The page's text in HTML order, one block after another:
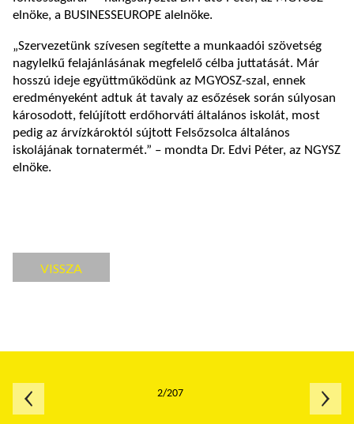
elnöke, a BUSINESSEUROPE alelnöke.
„Szervezetünk szívesen segítette a munkaadói szövetség
nagylelkű felajánlásának megfelelő célba juttatását. Már
hosszú ideje együttműködünk az MGYOSZ-szal, ennek
eredményeként adtuk át tavaly az esőzések során súlyosan
károsodott, felújított erdőhorváti általános iskolát, most
pedig az árvízkároktól sújtott Felsőzsolca általános
iskolájának tornatermét.” – mondta Dr. Edvi Péter, az NGYSZ
elnöke.
VISSZA
2/207